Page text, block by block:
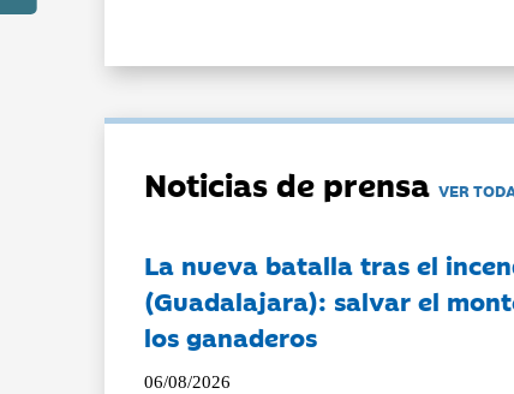
Noticias de prensaVER
La nueva batalla tras el
(Guadalajara): salvar el
los ganaderos
06/08/2026